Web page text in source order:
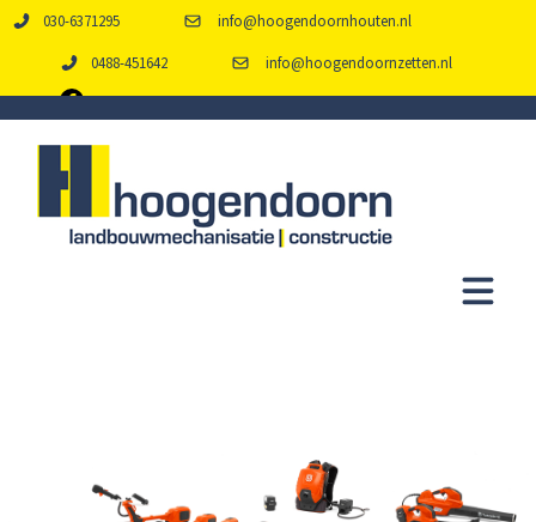
030-6371295 info@hoogendoornhouten.nl
0488-451642 info@hoogendoornzetten.nl